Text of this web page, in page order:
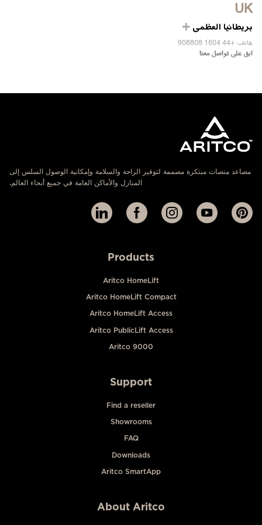
ابق على تواصل معنا
UK
بريطانيا العظمى
هاتف: +44 1604 908808
ابق على تواصل معنا
مصاعد منصات مبتكرة مصممة لتوفير الراحة والسلامة وإمكانية الوصول السلس إلى
المنازل والأماكن العامة في جميع أنحاء العالم.
Products
Aritco HomeLift
Aritco HomeLift Compact
Aritco HomeLift Access
Aritco PublicLift Access
Aritco 9000
Support
Find a reseller
Showrooms
FAQ
Downloads
Aritco SmartApp
About Aritco